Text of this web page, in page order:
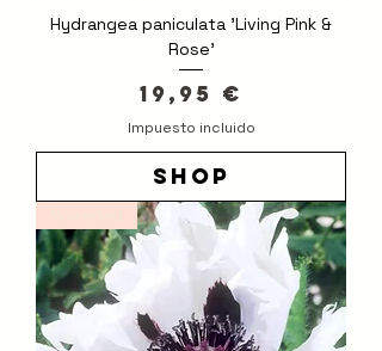
Hydrangea paniculata 'Living Pink &
Rose'
Precio
19,95 €
Impuesto incluido
shop